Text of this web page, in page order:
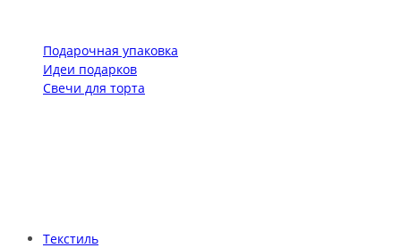
Подарочная упаковка
Идеи подарков
Свечи для торта
Текстиль